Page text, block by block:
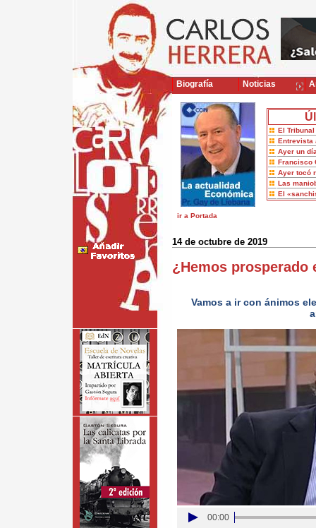
El
Entrevista
Ayer un
Francisco
Ayer tocó
Las
El
ir a Portada
14 de octubre de 2019
¿Hemos prosperado
Vamos a ir con ánimos
00:00
Biografía Noticias